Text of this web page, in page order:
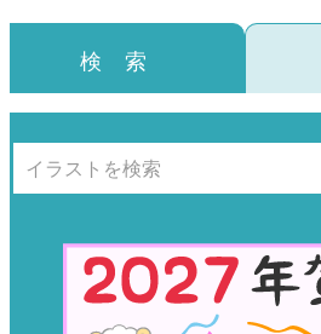
検 索
検索